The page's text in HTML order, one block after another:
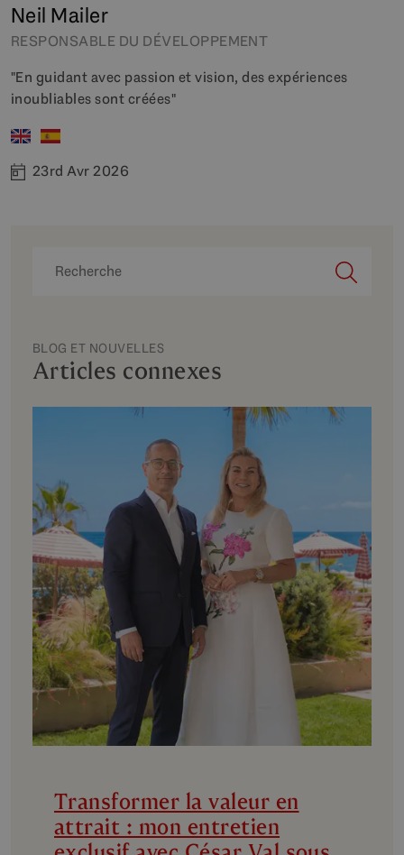
Neil Mailer
RESPONSABLE DU DÉVELOPPEMENT
"En guidant avec passion et vision, des expériences
inoubliables sont créées"
23rd Avr 2026
BLOG ET NOUVELLES
Articles connexes
Transformer la valeur en
attrait : mon entretien